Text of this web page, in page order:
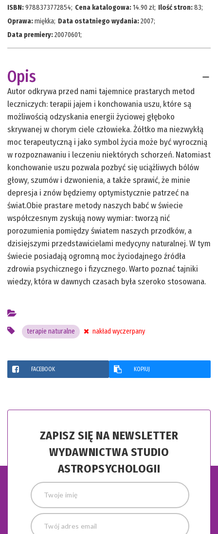
ISBN:9788373772854; Cena katalogowa:14.90 zł; Ilość stron:83;
Oprawa:miękka; Data ostatniego wydania:2007;
Data premiery:20070601;
Opis
Autor odkrywa przed nami tajemnice prastarych metod
leczniczych: terapii jajem i konchowania uszu, które są
możliwością odzyskania energii życiowej głęboko
skrywanej w chorym ciele człowieka. Żółtko ma niezwykłą
moc terapeutyczną i jako symbol życia może być wyrocznią
w rozpoznawaniu i leczeniu niektórych schorzeń. Natomiast
konchowanie uszu pozwala pozbyć się uciążliwych bólów
głowy, szumów i dzwonienia, a także sprawić, że minie
depresja i znów będziemy optymistycznie patrzeć na
świat.Obie prastare metody naszych babć w świecie
współczesnym zyskują nowy wymiar: tworzą nić
porozumienia pomiędzy światem naszych przodków, a
dzisiejszymi przedstawicielami medycyny naturalnej. W tym
świecie posiadają ogromną moc życiodajnego źródła
zdrowia psychicznego i fizycznego. Warto poznać tajniki
wiedzy, która w dawnych czasach była szeroko stosowana.
terapie naturalne nakład wyczerpany
FACEBOOK KOPIUJ
ZAPISZ SIĘ NA NEWSLETTER
WYDAWNICTWA STUDIO
ASTROPSYCHOLOGII